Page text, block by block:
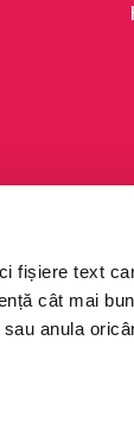
fișiere text
cât mai
anula